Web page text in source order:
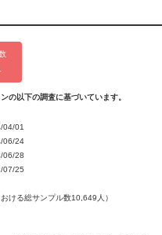
の以下の調査に基づいています。
04/01
06/24
06/28
07/25
ける総サンプル数10,649人）